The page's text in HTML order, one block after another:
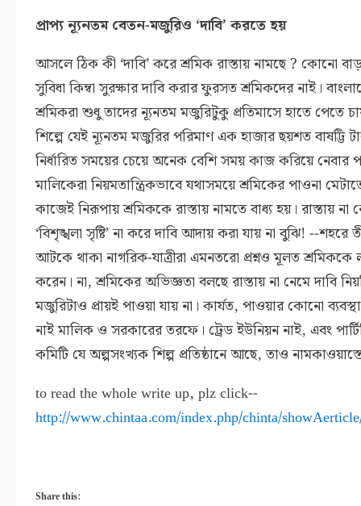
প্রাপ্য ন্যূনতম বেতন-মজুরিও ‘দাবি’ করতে হয়
আসলে ঠিক কী ‘দাবি’ করে শ্রমিক রাস্তায় নামছে ? কোনো
সুবিধা কিম্বা সুরক্ষার দাবি করার ফুরসত শ্রমিকদের নাই।
শ্রমিকরা শুধু তাদের ন্যূনতম মজুরিটুকু প্রতিমাসে হাতে পেতে
শিল্পে যেই ন্যূনতম মজুরির পরিমাণ এক হাজার ছয়শত বাষট্টি
নির্ধারিত সময়ের চেয়ে অনেক বেশি সময় কাজ করিয়ে নেবার
মালিকেরা নিয়মতান্ত্রিকভাবে যথাসময়ে শ্রমিকের পাওনা
কাজেই নিরূপায় শ্রমিককে রাস্তায় নামতে বাধ্য হয়। রাস্তায় না
‘বিশৃঙ্খলা সৃষ্টি’ না করে দাবি আদায় করা যায় না বুঝি! --শহরে
আটকে থাকা নাগরিক-যাত্রীরা এমনতরো প্রশ্নও মূলত শ্রমিককে
করেন। না, শ্রমিকের অভিজ্ঞতা বলছে রাস্তায় না নেমে দাবি
মজুরিটাও প্রায়ই পাওয়া যায় না। কার্যত, পাওয়ার কোনো
নাই মালিক ও সরকারের তরফে। ট্রেড ইউনিয়ন নাই, এবং
কমিটি যে অল্পসংখ্যক শিল্প প্রতিষ্ঠানে আছে, তাও
to read the whole write up, plz click--
http://www.chintaa.com/index.php/chinta/
Share this: